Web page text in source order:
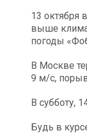
13 октября
выше
погоды
В Москве
9 м/с,
В субботу,
Будь в